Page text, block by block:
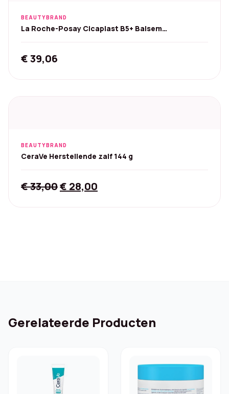
BEAUTYBRAND
La Roche-Posay Cicaplast B5+ Balsem
€39,06
BEAUTYBRAND
CeraVe Herstellende zalf 144 g
€33,00Original
€ 28,00
Gerelateerde Producten